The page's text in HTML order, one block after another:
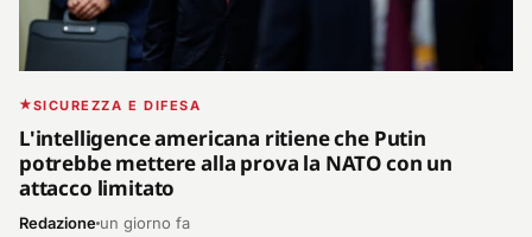
SICUREZZA E DIFESA
L'intelligence americana ritiene che Putin
potrebbe mettere alla prova la NATO con un
attacco limitato
Redazione un giorno fa